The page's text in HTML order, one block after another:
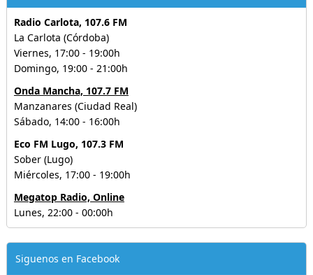
Radio Carlota, 107.6 FM
La Carlota (Córdoba)
Viernes, 17:00 - 19:00h
Domingo, 19:00 - 21:00h
Onda Mancha, 107.7 FM
Manzanares (Ciudad Real)
Sábado, 14:00 - 16:00h
Eco FM Lugo, 107.3 FM
Sober (Lugo)
Miércoles, 17:00 - 19:00h
Megatop Radio, Online
Lunes, 22:00 - 00:00h
Siguenos en Facebook